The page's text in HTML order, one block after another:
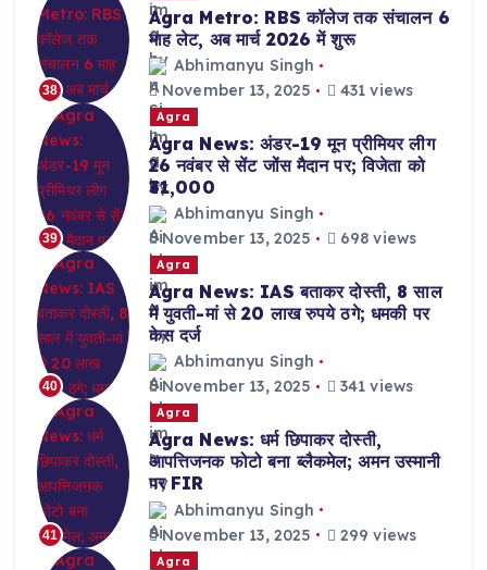
38
Agra Metro: RBS कॉलेज तक संचालन 6
माह लेट, अब मार्च 2026 में शुरू
Abhimanyu Singh
November 13, 2025
431 views
39
Agra
Agra News: अंडर-19 मून प्रीमियर लीग
26 नवंबर से सेंट जोंस मैदान पर; विजेता को
₹31,000
Abhimanyu Singh
November 13, 2025
698 views
40
Agra
Agra News: IAS बताकर दोस्ती, 8 साल
में युवती-मां से 20 लाख रुपये ठगे; धमकी पर
केस दर्ज
Abhimanyu Singh
November 13, 2025
341 views
41
Agra
Agra News: धर्म छिपाकर दोस्ती,
आपत्तिजनक फोटो बना ब्लैकमेल; अमन उस्मानी
पर FIR
Abhimanyu Singh
November 13, 2025
299 views
Agra